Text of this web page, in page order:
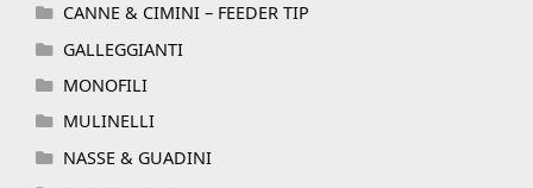
CANNE & CIMINI – FEEDER TIP
GALLEGGIANTI
MONOFILI
MULINELLI
NASSE & GUADINI